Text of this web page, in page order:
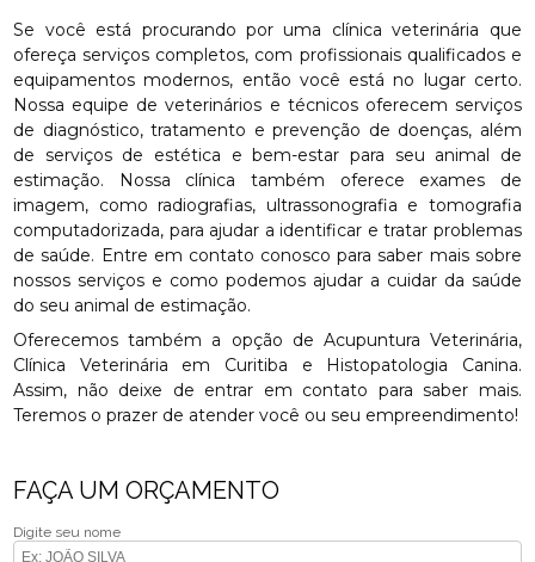
Se você está procurando por uma clínica veterinária que
ofereça serviços completos, com profissionais qualificados e
equipamentos modernos, então você está no lugar certo.
Nossa equipe de veterinários e técnicos oferecem serviços
de diagnóstico, tratamento e prevenção de doenças, além
de serviços de estética e bem-estar para seu animal de
estimação. Nossa clínica também oferece exames de
imagem, como radiografias, ultrassonografia e tomografia
computadorizada, para ajudar a identificar e tratar problemas
de saúde. Entre em contato conosco para saber mais sobre
nossos serviços e como podemos ajudar a cuidar da saúde
do seu animal de estimação.
Oferecemos também a opção de Acupuntura Veterinária,
Clínica Veterinária em Curitiba e Histopatologia Canina.
Assim, não deixe de entrar em contato para saber mais.
Teremos o prazer de atender você ou seu empreendimento!
FAÇA UM ORÇAMENTO
Digite seu nome